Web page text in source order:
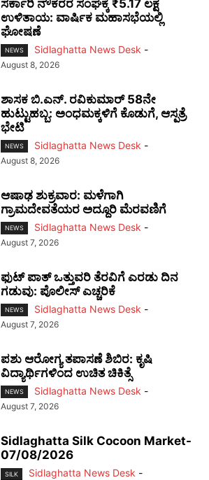
ಸರ್ಕಾರಿ ನೌಕರರ ಸಂಘಕ್ಕೆ ₹5.17 ಲಕ್ಷ
ಉಳಿತಾಯ: ವಾರ್ಷಿಕ ಮಹಾಸಭೆಯಲ್ಲಿ
ಘೋಷಣೆ
NEWS Sidlaghatta News Desk -
August 8, 2026
ಶಾಸಕ ಬಿ.ಎನ್. ರವಿಕುಮಾರ್ 58ನೇ
ಹುಟ್ಟುಹಬ್ಬ: ಅಂಧಮಕ್ಕಳಿಗೆ ಕೊಡುಗೆ, ಆಸ್ಪತ್ರೆ
ಭೇಟಿ
NEWS Sidlaghatta News Desk -
August 8, 2026
ಆಷಾಢ ಶುಕ್ರವಾರ: ಮಳೆಗಾಗಿ
ಗ್ರಾಮದೇವತೆಯರ ಅದ್ದೂರಿ ಮೆರವಣಿಗೆ
NEWS Sidlaghatta News Desk -
August 7, 2026
ಫುಟ್‌ ಪಾತ್ ಒತ್ತುವರಿ ತೆರವಿಗೆ ಎರಡು ದಿನ
ಗಡುವು: ಪೊಲೀಸ್ ಎಚ್ಚರಿಕೆ
NEWS Sidlaghatta News Desk -
August 7, 2026
ಪಶು ಆರೋಗ್ಯ ತಪಾಸಣೆ ಶಿಬಿರ: ಕೃಷಿ
ವಿದ್ಯಾರ್ಥಿಗಳಿಂದ ಉಚಿತ ಚಿಕಿತ್ಸೆ
NEWS Sidlaghatta News Desk -
August 7, 2026
Sidlaghatta Silk Cocoon Market-
07/08/2026
SILK Sidlaghatta News Desk -